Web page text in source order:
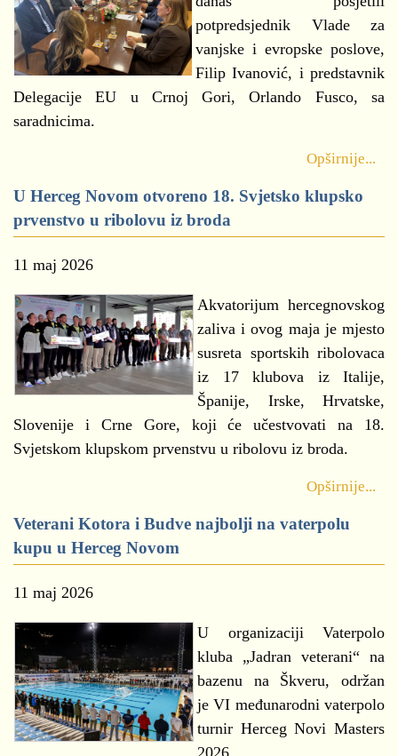
potpredsjednik Vlade za
vanjske i evropske poslove,
Filip Ivanović, i predstavnik
Delegacije EU u Crnoj Gori, Orlando Fusco, sa
saradnicima.
Opširnije...
U Herceg Novom otvoreno 18. Svjetsko klupsko
prvenstvo u ribolovu iz broda
11 maj 2026
Akvatorijum hercegnovskog
zaliva i ovog maja je mjesto
susreta sportskih ribolovaca
iz 17 klubova iz Italije,
Španije, Irske, Hrvatske,
Slovenije i Crne Gore, koji će učestvovati na 18.
Svjetskom klupskom prvenstvu u ribolovu iz broda.
Opširnije...
Veterani Kotora i Budve najbolji na vaterpolu
kupu u Herceg Novom
11 maj 2026
U organizaciji Vaterpolo
kluba „Jadran veterani“ na
bazenu na Škveru, održan
je VI međunarodni vaterpolo
turnir Herceg Novi Masters
2026.